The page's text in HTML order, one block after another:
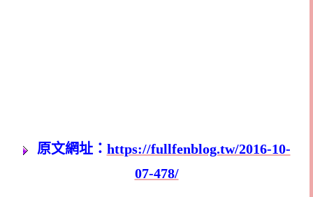
原文網址： https://fullfenblog.tw/2016-10-
07-478/